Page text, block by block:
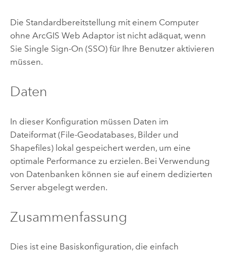
Die Standardbereitstellung mit einem Computer
ohne ArcGIS Web Adaptorist nicht adäquat, wenn
Sie Single Sign-On (SSO) für Ihre Benutzer aktivieren
müssen.
Daten
In dieser Konfiguration müssen Daten im
Dateiformat (File-Geodatabases, Bilder und
Shapefiles) lokal gespeichert werden, um eine
optimale Performance zu erzielen. Bei Verwendung
von Datenbanken können sie auf einem dedizierten
Server abgelegt werden.
Zusammenfassung
Dies ist eine Basiskonfiguration, die einfach